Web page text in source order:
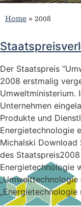
Home » 2008
Der Staatspreis
2008 erstmalig
Umweltministerium.
Unternehmen
Produkte und
Energietechnologie
Michalski Download
des
Energietechnologie
„Umwelttechnologie